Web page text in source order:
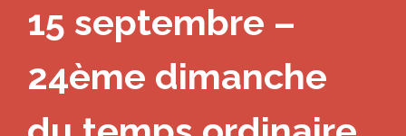
15 septembre –
24ème dimanche